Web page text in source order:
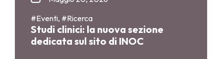
#Eventi, #Ricerca
Studi clinici: la nuova sezione
dedicata sul sito di INOC